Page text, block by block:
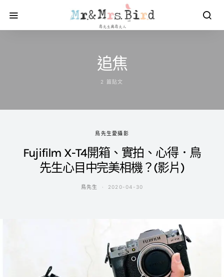
追焦
2 篇貼文
鳥先生愛攝影
Fujifilm X-T4開箱、實拍、心得．鳥
先生心目中完美相機？(影片)
鳥先生 2020-04-30